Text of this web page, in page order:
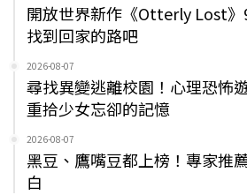
開放世界新作《Otterly Lost
找到回家的路吧
2026-08-07
尋找異變逃離校園！心理恐怖
重拾少女忘卻的記憶
2026-08-07
黑豆、鷹嘴豆都上榜！專家推
白